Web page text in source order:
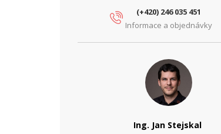
(+420) 246 035 451
Informace a objednávky
Ing. Jan Stejskal